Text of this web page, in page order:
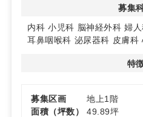
保に役立ちます。詳細はお問
募集
内科 小児科 脳神経外科 婦
耳鼻咽喉科 泌尿器科 皮膚科
特
募集区画
地上1階
面積（坪数）
49.89坪